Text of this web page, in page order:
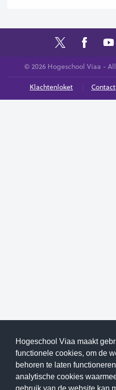
Hogeschool Viaa maakt
functionele cookies, om de
behoren te laten
analytische cookies
© 2026 Hogeschool Viaa -
Klachtenloket Contact